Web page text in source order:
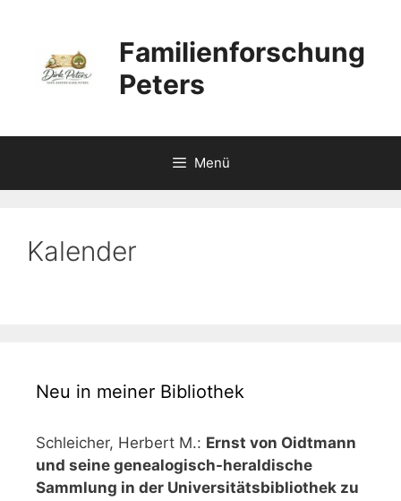
springen
Familienforschung
Peters
Menü
Kalender
Neu in meiner Bibliothek
Schleicher, Herbert M.: Ernst von Oidtmann
und seine genealogisch-heraldische
Sammlung in der Universitätsbibliothek zu